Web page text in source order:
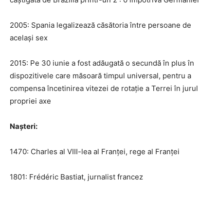
2005: Spania legalizează căsătoria între persoane de
același sex
2015: Pe 30 iunie a fost adăugată o secundă în plus în
dispozitivele care măsoară timpul universal, pentru a
compensa încetinirea vitezei de rotație a Terrei în jurul
propriei axe
Nașteri:
1470: Charles al VIII-lea al Franței, rege al Franței
1801: Frédéric Bastiat, jurnalist francez